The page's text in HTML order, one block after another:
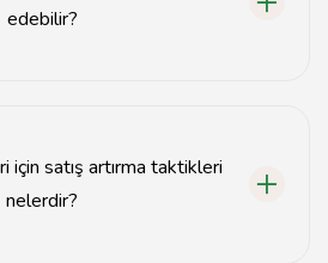
edebilir?
için satış artırma taktikleri
nelerdir?